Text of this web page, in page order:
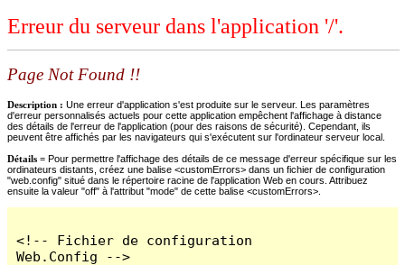
Erreur du serveur dans l'application '/'.
Page Not Found !!
Description : Une erreur d'application s'est produite sur le serveur. Les paramètres
d'erreur personnalisés actuels pour cette application empêchent l'affichage à distance
des détails de l'erreur de l'application (pour des raisons de sécurité). Cependant, ils
peuvent être affichés par les navigateurs qui s'exécutent sur l'ordinateur serveur local.
Détails = Pour permettre l'affichage des détails de ce message d'erreur spécifique sur les
ordinateurs distants, créez une balise <customErrors> dans un fichier de configuration
"web.config" situé dans le répertoire racine de l'application Web en cours. Attribuez
ensuite la valeur "off" à l'attribut "mode" de cette balise <customErrors>.
<!-- Fichier de configuration
Web.Config -->